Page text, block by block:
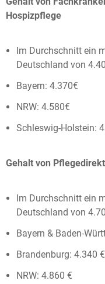
Hospizpflege
Im Durchschnitt ein
Deutschland von
Bayern: 4.370€
NRW: 4.580€
Schleswig-Holstein:
Gehalt von
Im Durchschnitt ein
Deutschland von
Bayern & Baden-
Brandenburg: 4.340 €
NRW: ​​4.860 €